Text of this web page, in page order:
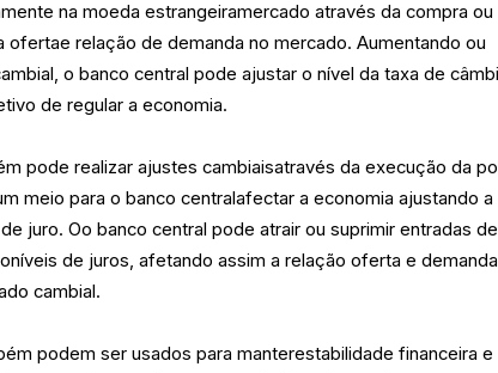
na moeda estrangeiramercado através da compra ou
relação de demanda no mercado. Aumentando ou
o banco central pode ajustar o nível da taxa de
de regular a economia.
pode realizar ajustes cambiaisatravés da execução da
meio para o banco centralafectar a economia ajustando a
juro. Oo banco central pode atrair ou suprimir entradas de
de juros, afetando assim a relação oferta e demanda
cambial.
podem ser usados para manterestabilidade financeira e